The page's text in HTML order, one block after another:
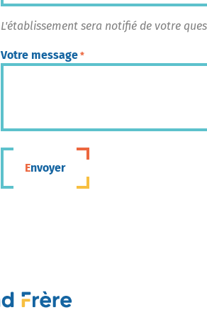
L'établissement sera notifié de votre
Votre message *
Envoyer